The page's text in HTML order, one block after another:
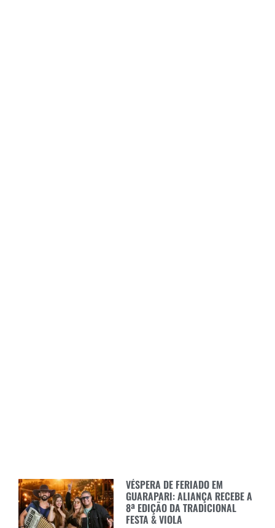
VÉSPERA DE FERIADO EM
GUARAPARI: ALIANÇA RECEBE A
8ª EDIÇÃO DA TRADICIONAL
FESTA & VIOLA